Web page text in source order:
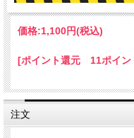
価格:1,100円(税込)
[ポイント還元 11ポイン
注文